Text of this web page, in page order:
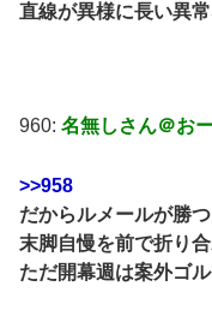
直線が異様に長い異
960: 名無しさん＠お
>>958
だからルメールが勝
末脚自慢を前で折り
ただ開幕週は案外ゴ